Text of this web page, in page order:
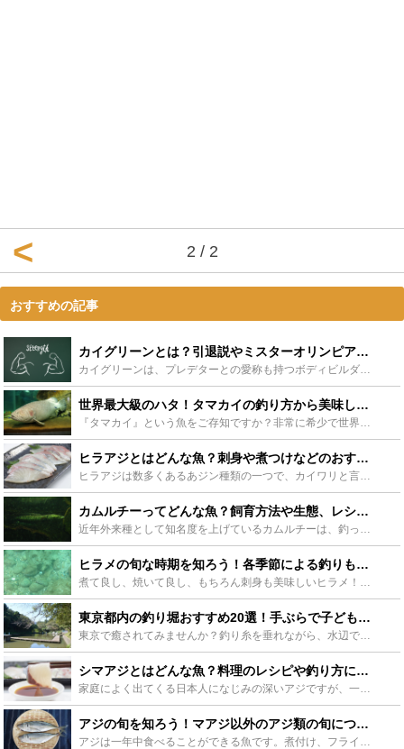
2 / 2
おすすめの記事
カイグリーンとは？引退説やミスターオリンピア情報・トレーニングも紹介 - Leisurego(レジャーゴー)
カイグリーンは、プレデターとの愛称も持つボディビルダーです。ミスターオリンピアに5回挑むも優勝は未だ手にしていません。また、2015年以降、大会に出場しなくなり引退説も囁かれています。この記事では、...
世界最大級のハタ！タマカイの釣り方から美味しい食べ方まで - Leisurego(レジャーゴー)
『タマカイ』という魚をご存知ですか？非常に希少で世界最大級のハタの仲間の巨大魚です。水族館などで見たことのある方も多いかもしれません。実は知れば知るほど魅力的な魚なのです。今回はそのタマカイについて...
ヒラアジとはどんな魚？刺身や煮つけなどのおすすめレシピ8選をご紹介 - Leisurego(レジャーゴー)
ヒラアジは数多くあるあジン種類の一つで、カイワリと言われている魚のことです。ヒラアジは主に料理店などで提供され、料理の種類も様々です。この記事ではそんなヒラアジの特徴や生態、下処理の方法から刺身や煮...
カムルチーってどんな魚？飼育方法や生態、レシピまでご紹介！ - Leisurego(レジャーゴー)
近年外来種として知名度を上げているカムルチーは、釣って良し、食べて良し、飼育して良しな魚なのです！カムルチーはとても大きくなる魚で、よく見ると可愛らしい顔をしているのが特徴です。この記事ではそんなカ...
ヒラメの旬な時期を知ろう！各季節による釣りも紹介！ - Leisurego(レジャーゴー)
煮て良し、焼いて良し、もちろん刺身も美味しいヒラメ！また自分で釣って食べるのは更に格別！そしてどの季節でも釣ることが可能なヒラメ。ただし、四季によってコツやポイントがあるため難しく感じてしまうもの。...
東京都内の釣り堀おすすめ20選！手ぶらで子どももカップルも楽しめる！ - Leisurego(レジャーゴー)
東京で癒されてみませんか？釣り糸を垂れながら、水辺でぼんやりすれば普段の疲れを忘れてリラックスできます。突然、子供に「釣りがしたい！」と言われても、手ぶらで行ける釣り堀なら対応可。東京でも釣った魚を...
シマアジとはどんな魚？料理のレシピや釣り方についてご紹介！ - Leisurego(レジャーゴー)
家庭によく出てくる日本人になじみの深いアジですが、一般的にシマアジは比較的高級な魚として認識されています。上品な味や脂の乗り具合から、一度食べれば病みつきになる方がたくさんいます。この記事ではシマア...
アジの旬を知ろう！マアジ以外のアジ類の旬についてもご紹介！ - Leisurego(レジャーゴー)
アジは一年中食べることができる魚です。煮付け、フライ、刺身など、利用される料理も様々です。一般的に見かけるのはマアジですが、アジを細かく分けるとたくさんの種類があります。この記事ではマアジを中心とし...